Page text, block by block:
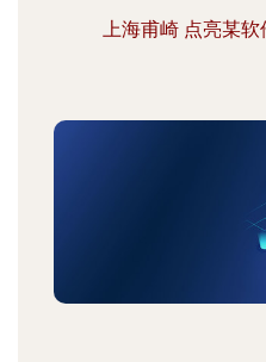
上海甫崎 点亮某